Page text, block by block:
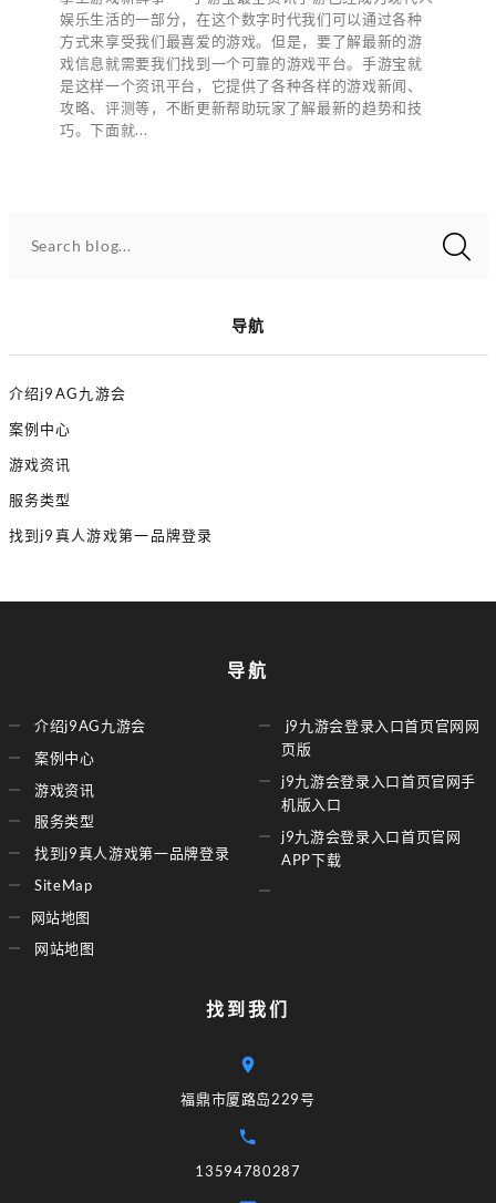
娱乐生活的一部分，在这个数字时代我们可以通过各种
方式来享受我们最喜爱的游戏。但是，要了解最新的游
戏信息就需要我们找到一个可靠的游戏平台。手游宝就
是这样一个资讯平台，它提供了各种各样的游戏新闻、
攻略、评测等，不断更新帮助玩家了解最新的趋势和技
巧。下面就...
Search blog...
导航
介绍j9AG九游会
案例中心
游戏资讯
服务类型
找到j9真人游戏第一品牌登录
导航
介绍j9AG九游会
案例中心
游戏资讯
服务类型
找到j9真人游戏第一品牌登录
SiteMap
网站地图
网站地图
j9九游会登录入口首页官网网
页版
j9九游会登录入口首页官网手
机版入口
j9九游会登录入口首页官网
APP下载
找到我们
福鼎市厦路岛229号
13594780287